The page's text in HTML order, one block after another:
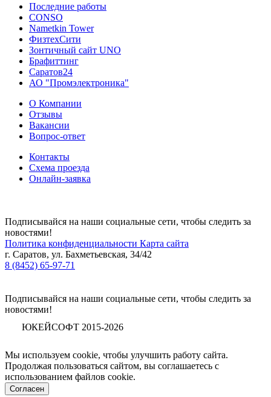
Последние работы
CONSO
Nametkin Tower
ФизтехСити
Зонтичный сайт UNO
Брафиттинг
Саратов24
АО "Промэлектроника"
О Компании
Отзывы
Вакансии
Вопрос-ответ
Контакты
Схема проезда
Онлайн-заявка
Подписывайся на наши социальные сети, чтобы следить за
новостями!
Политика конфиденциальности Карта сайта
г. Саратов, ул. Бахметьевская, 34/42
8 (8452) 65-97-71
Подписывайся на наши социальные сети, чтобы следить за
новостями!
ЮКЕЙСОФТ 2015-2026
Мы используем cookie, чтобы улучшить работу сайта.
Продолжая пользоваться сайтом, вы соглашаетесь с
использованием файлов cookie.
Согласен